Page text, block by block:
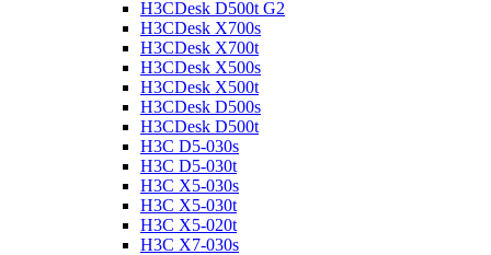
H3CDesk D500t G2
H3CDesk X700s
H3CDesk X700t
H3CDesk X500s
H3CDesk X500t
H3CDesk D500s
H3CDesk D500t
H3C D5-030s
H3C D5-030t
H3C X5-030s
H3C X5-030t
H3C X5-020t
H3C X7-030s